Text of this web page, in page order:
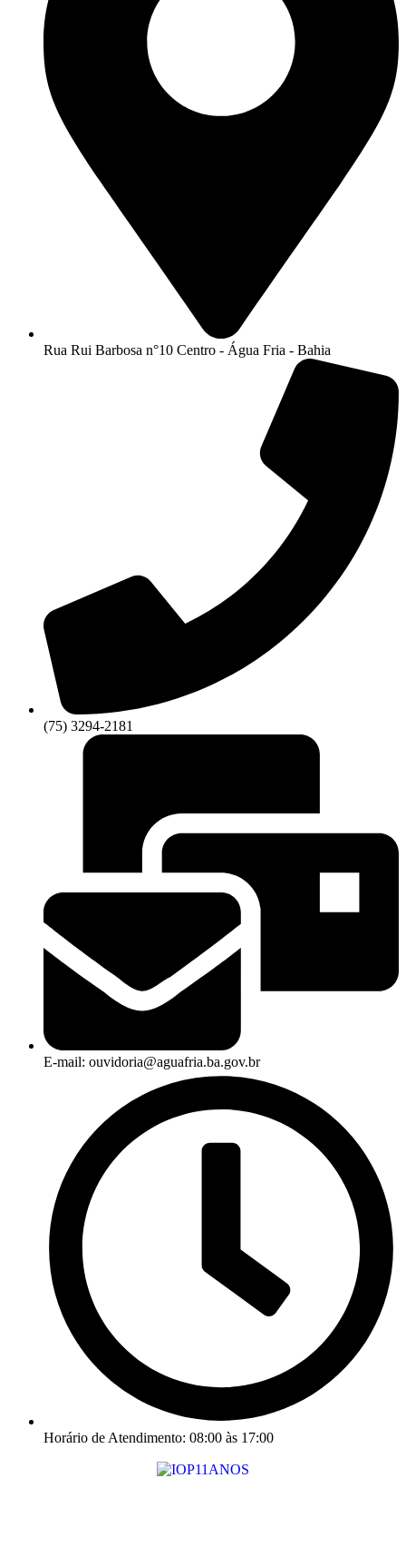
Rua Rui Barbosa n°10 Centro - Água Fria - Bahia
(75) 3294-2181
E-mail: ouvidoria@aguafria.ba.gov.br
Horário de Atendimento: 08:00 às 17:00